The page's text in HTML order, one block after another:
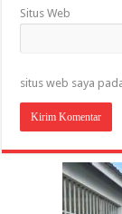
Situs Web
situs web saya